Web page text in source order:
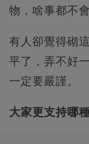
物，啥事都不會
有人卻覺得砌
平了，弄不好
一定要嚴謹。
大家更支持哪